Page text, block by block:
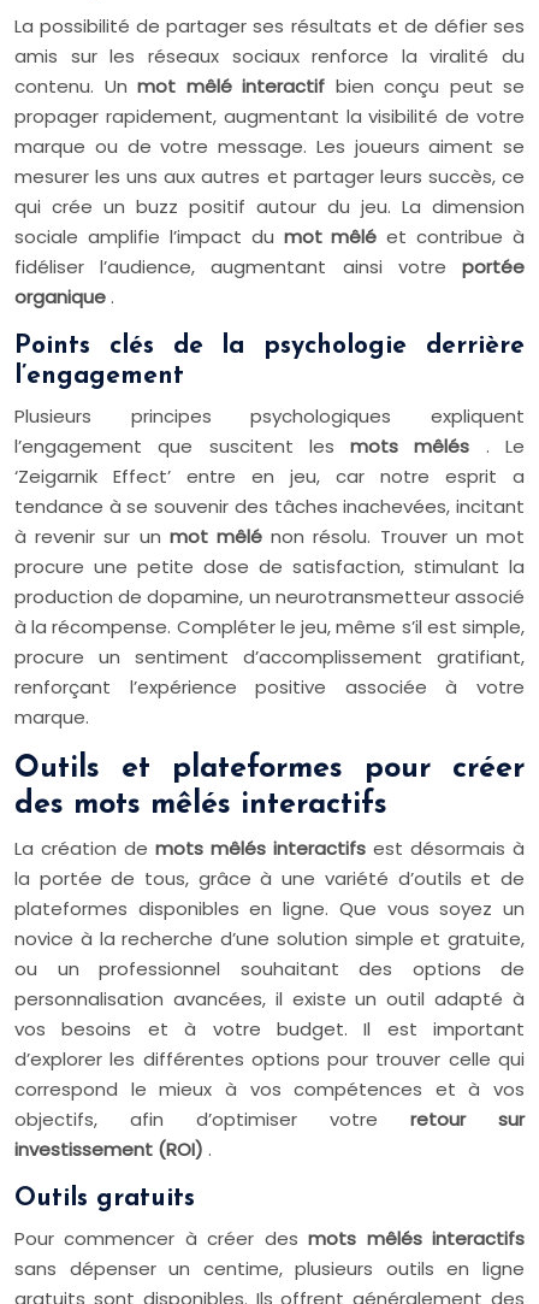
La possibilité de partager ses résultats et de défier ses
amis sur les réseaux sociaux renforce la viralité du
contenu. Un mot mêlé interactif bien conçu peut se
propager rapidement, augmentant la visibilité de votre
marque ou de votre message. Les joueurs aiment se
mesurer les uns aux autres et partager leurs succès, ce
qui crée un buzz positif autour du jeu. La dimension
sociale amplifie l’impact du mot mêléet contribue à
fidéliser l’audience, augmentant ainsi votre portée
organique.
Points clés de la psychologie derrière
l’engagement
Plusieurs principes psychologiques expliquent
l’engagement que suscitent lesmots mêlés . Le
‘Zeigarnik Effect’ entre en jeu, car notre esprit a
tendance à se souvenir des tâches inachevées, incitant
à revenir sur un mot mêlénon résolu. Trouver un mot
procure une petite dose de satisfaction, stimulant la
production de dopamine, un neurotransmetteur associé
à la récompense. Compléter le jeu, même s’il est simple,
procure un sentiment d’accomplissement gratifiant,
renforçant l’expérience positive associée à votre
marque.
Outils et plateformes pour créer
des mots mêlés interactifs
La création de mots mêlés interactifs est désormais à
la portée de tous, grâce à une variété d’outils et de
plateformes disponibles en ligne. Que vous soyez un
novice à la recherche d’une solution simple et gratuite,
ou un professionnel souhaitant des options de
personnalisation avancées, il existe un outil adapté à
vos besoins et à votre budget. Il est important
d’explorer les différentes options pour trouver celle qui
correspond le mieux à vos compétences et à vos
objectifs, afin d’optimiser votre retour sur
investissement (ROI) .
Outils gratuits
Pour commencer à créer desmots mêlés interactifs
sans dépenser un centime, plusieurs outils en ligne
gratuits sont disponibles. Ils offrent généralement des